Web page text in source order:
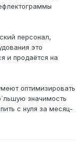
персонал,
это
и продаётся на
оптимизировать
значимость
с нуля за месяц-